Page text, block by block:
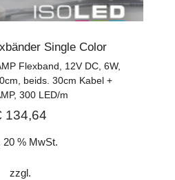
Single Color
Flexband, 12V DC, 6W,
beids. 30cm Kabel +
300 LED/m
134,64
20 % MwSt.
zzgl.